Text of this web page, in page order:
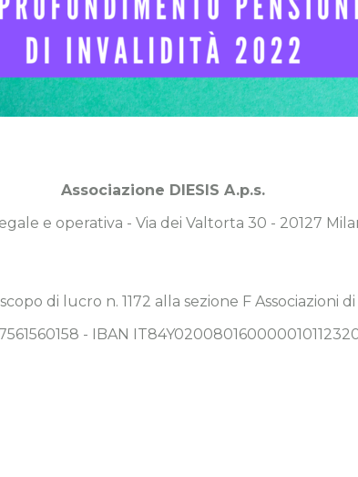
Associazione DIESIS A.p.s.
e operativa - Via dei Valtorta 30 - 20127
di lucro n. 1172 alla sezione F Associazioni
- IBAN